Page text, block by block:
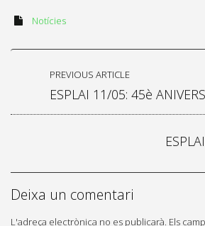
Notícies
PREVIOUS ARTICLE
ESPLAI 11/05: 45è
Deixa un comentari
L'adreça electrònica no es publicarà. Els